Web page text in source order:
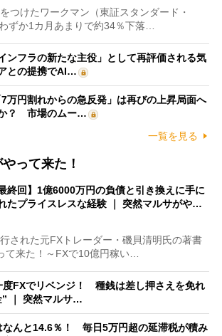
つけたワークマン（東証スタンダード・
ずか1カ月あまりで約34％下落…
ンフラの新たな主役」として再評価される気
との提携でAI…
万円割れからの急反発」は再びの上昇局面へ
？ 市場のムー…
一覧を見る
って来た！
最終回】1億6000万円の負債と引き換えに手に
たプライスレスな経験 ｜ 突然マルサがや…
された元FXトレーダー・磯貝清明氏の著書
て来た！～FXで10億円稼い…
度FXでリベンジ！ 種銭は差し押さえを免れ
” ｜ 突然マルサ…
なんと14.6％！ 毎日5万円超の延滞税が積み